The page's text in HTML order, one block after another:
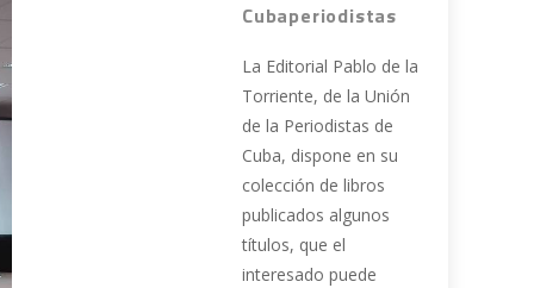
Cubaperiodistas
La Editorial Pablo de la
Torriente, de la Unión
de la Periodistas de
Cuba, dispone en su
colección de libros
publicados algunos
títulos, que el
interesado puede